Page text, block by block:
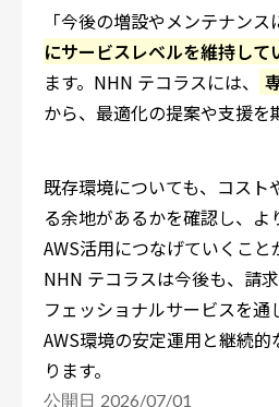
「今後の増設やメンテナンス
にサービスレベルを維持して
ます。NHN テコラスには、
から、最適化の提案や支援を
既存環境についても、コスト
る余地があるかを確認し、よ
AWS活用につなげていくこと
NHN テコラスは今後も、請
フェッショナルサービスを通
AWS環境の安定運用と継続
ります。
公開日 2026/07/01